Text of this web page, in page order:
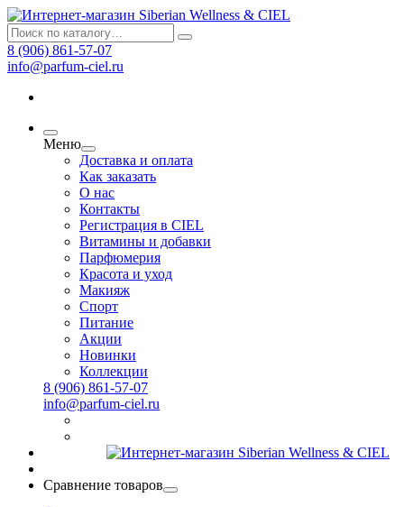
8 (906) 861-57-07
info@parfum-ciel.ru
Меню
Доставка и оплата
Как заказать
О нас
Контакты
Регистрация в CIEL
Витамины и добавки
Парфюмерия
Красота и уход
Макияж
Спорт
Питание
Акции
Новинки
Коллекции
8 (906) 861-57-07
info@parfum-ciel.ru
Сравнение товаров